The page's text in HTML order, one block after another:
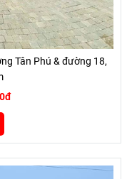
Tân Phú & đường 18,